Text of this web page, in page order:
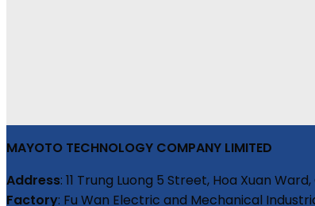
MAYOTO TECHNOLOGY COMPANY LIMITED
Address: 11 Trung Luong 5 Street, Hoa Xuan
Factory: Fu Wan Electric and Mechanical